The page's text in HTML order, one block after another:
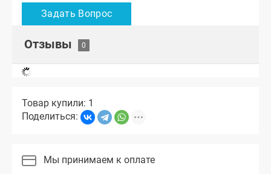
Отзывы
Товар купили: 1
Поделиться:
Мы принимаем к оплате